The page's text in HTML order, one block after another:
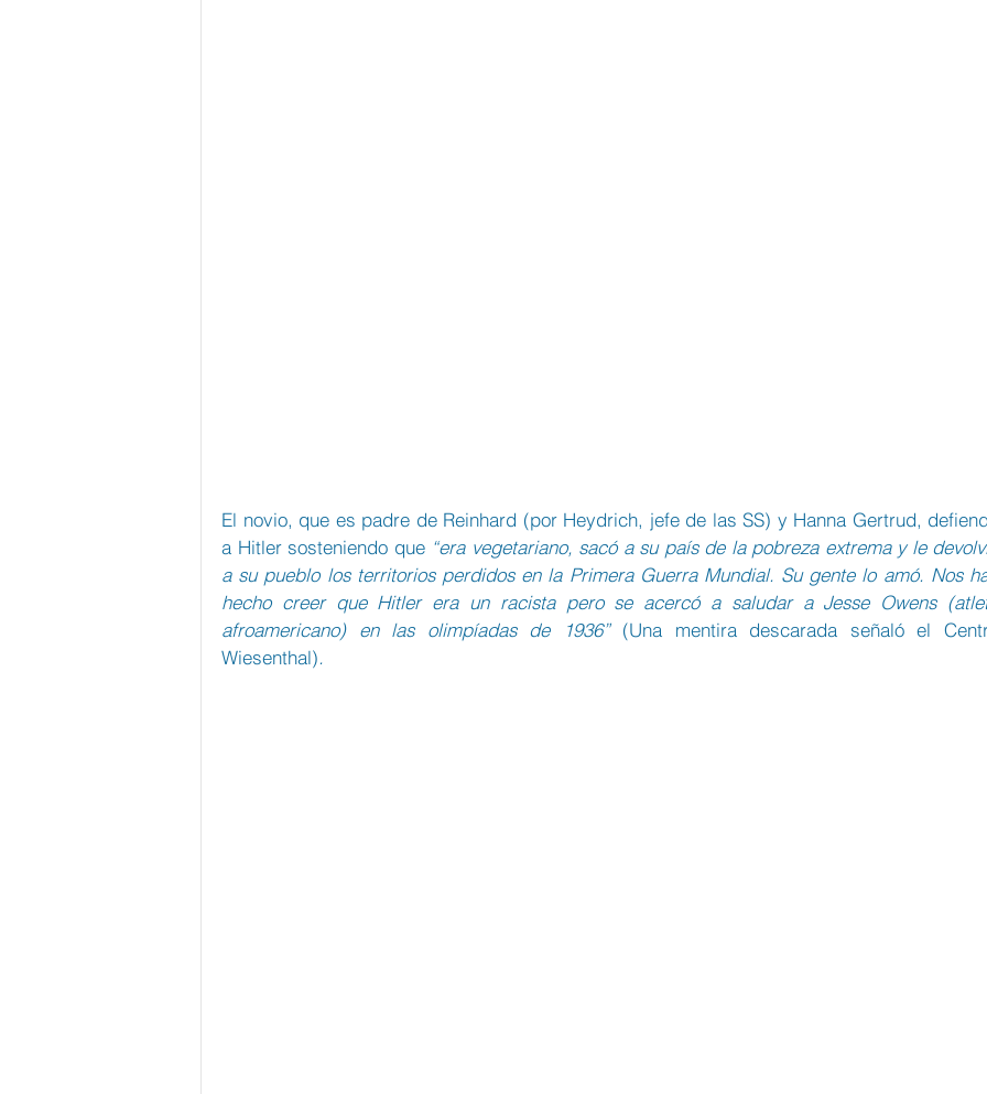
El novio, que es padre de Reinhard (por Heydrich, jefe de las SS) y Hanna Gertrud,
a Hitler sosteniendo que “era vegetariano, sacó a su país de la pobreza extrema y le
a su pueblo los territorios perdidos en la Primera Guerra Mundial. Su gente lo amó. Nos
hecho creer que Hitler era un racista pero se acercó a saludar a Jesse Owens
afroamericano) en las olimpíadas de 1936” (Una mentira descarada señaló el
Wiesenthal).